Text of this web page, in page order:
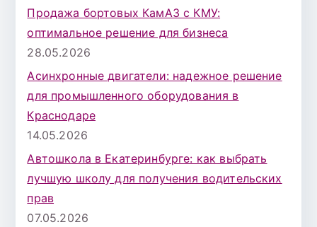
Продажа бортовых КамАЗ с КМУ:
оптимальное решение для бизнеса
28.05.2026
Асинхронные двигатели: надежное решение
для промышленного оборудования в
Краснодаре
14.05.2026
Автошкола в Екатеринбурге: как выбрать
лучшую школу для получения водительских
прав
07.05.2026